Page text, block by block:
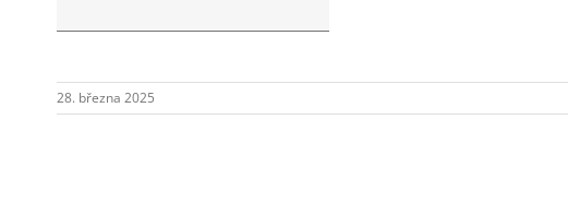
Skalská.
28. března 2025